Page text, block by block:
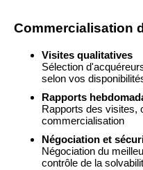
Commercialisation
Visites qualitatives
Sélection
selon vos
Rapports
Rapports des visites,
commercialisation
Négociation et
Négociation du
contrôle de la